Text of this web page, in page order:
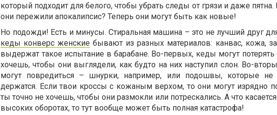
который подходит для белого, чтобы убрать следы от грязи и даже
они пережили апокалипсис? Теперь они могут быть как новые!
Но подожди! Есть и минусы. Стиральная машина – это не лучший друг
кеды конверс женские бывают из разных материалов: канвас, кожа,
выдержат такое испытание в барабане. Во-первых, кеды могут
хочешь, чтобы они выглядели, как будто на них наступил слон. Во-
могут повредиться – шнурки, например, или подошвы, которые не
держатся. Если твои кроссы с кожаным верхом, то они могут изрядно
ты точно не хочешь, чтобы они размокли или потрескались. А что
высоких оборотах, то тут вообще может быть полная катастрофа!